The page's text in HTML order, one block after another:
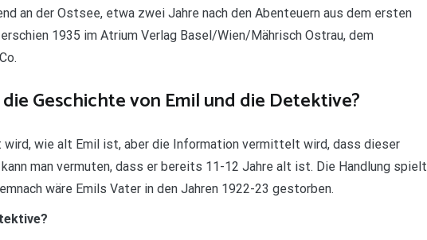
an der Ostsee, etwa zwei Jahre nach den Abenteuern aus dem ersten
1935 im Atrium Verlag Basel/Wien/Mährisch Ostrau, dem
Geschichte von Emil und die Detektive?
wie alt Emil ist, aber die Information vermittelt wird, dass dieser
man vermuten, dass er bereits 11-12 Jahre alt ist. Die Handlung spielt
wäre Emils Vater in den Jahren 1922-23 gestorben.